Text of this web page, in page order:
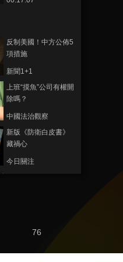
反制美國！中方公佈5
項措施
新聞1+1
上班“摸魚”公司有權開
除嗎？
中國法治觀察
新版《防衛白皮書》
藏禍心
今日關注
健康之路
76